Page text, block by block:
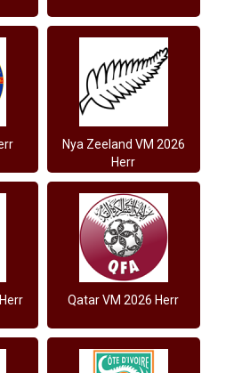
Nya Zeeland VM 2026
Herr
Qatar VM 2026 Herr